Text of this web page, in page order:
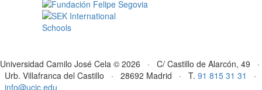
Universidad Camilo José Cela © 2026 · C/ Castillo de Alarcón, 49 ·
Urb. Villafranca del Castillo · 28692 Madrid · T. 91 815 31 31
·
info@ucjc.edu